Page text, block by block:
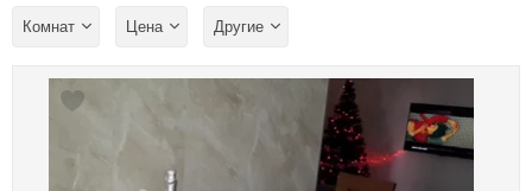
Комнат Цена Другие